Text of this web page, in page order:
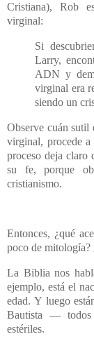
Cristiana), Rob
virginal:
Si
Larry,
ADN y
virginal era
siendo un
Observe cuán sutil
virginal, procede a
proceso deja claro
su fe, porque
cristianismo.
Entonces, ¿qué
poco de mitología?
La Biblia nos
ejemplo, está el
edad. Y luego
Bautista — todos
estériles.